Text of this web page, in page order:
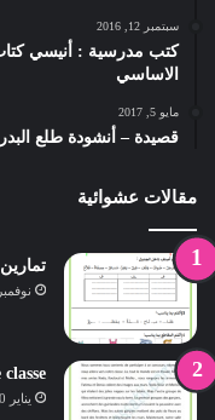
سبتمبر 12, 2016
كتب مدرسية : أنيسي كتاب
الاساسي
مايو 5, 2017
قصيدة – أنشودة طلع البدر
مقالات عشوائية
نوفمبر 19, 2016
يناير 20, 2017